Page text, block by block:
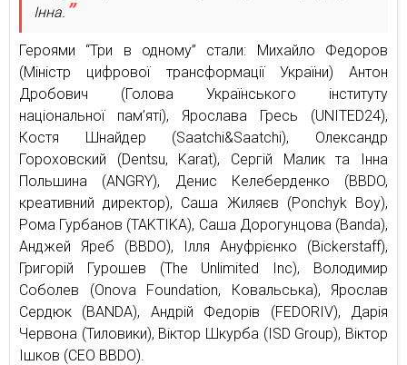
Інна.
Героями “Три в одному” стали: Михайло Федоров
(Міністр цифрової трансформації України) Антон
Дробович (Голова Українського інституту
національної пам’яті), Ярослава Гресь (UNITED24),
Костя Шнайдер (Saatchi&Saatchi), Олександр
Гороховский (Dentsu, Karat), Сергій Малик та Інна
Польшина (ANGRY), Денис Келеберденко (BBDO,
креативний директор), Саша Жиляєв (Ponchyk Boy),
Рома Гурбанов (TAKTIKA), Саша Дорогунцова (Banda),
Анджей Яреб (BBDO), Ілля Ануфрієнко (Bickerstaff),
Григорій Гурошев (The Unlimited Inc), Володимир
Соболев (Onova Foundation, Ковальська), Ярослав
Сердюк (BANDA), Андрій Федорів (FEDORIV), Дарія
Червона (Тиловики), Віктор Шкурба (ISD Group), Віктор
Ішков (CEO BBDO).